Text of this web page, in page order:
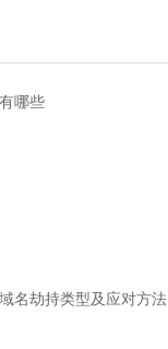
哪些
名劫持类型及应对方法